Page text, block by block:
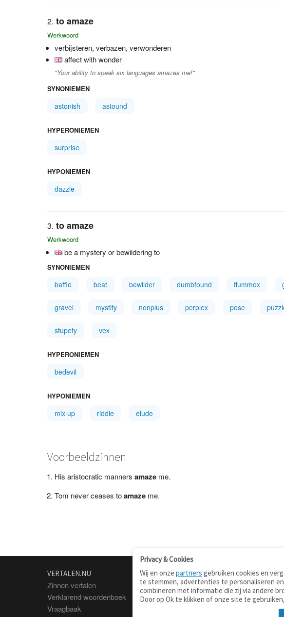
to amaze
Werkwoord
verbijsteren, verbazen, verwonderen
affect with wonder
"Your ability to speak six languages amazes me!"
SYNONIEMEN
astonish astound
HYPERONIEMEN
surprise
HYPONIEMEN
dazzle
to amaze
Werkwoord
be a mystery or bewildering to
SYNONIEMEN
baffle beat bewilder dumbfound flummox
gravel mystify nonplus perplex pose
stupefy vex
HYPERONIEMEN
bedevil
HYPONIEMEN
mix up riddle elude
Voorbeeldzinnen
His aristocratic manners amaze me.
Tom never ceases toamaze me.
VERTALEN.NU
Zinnen vertalen
Verklarend woordenboek
Vraagbaak
OVER
Over deze site
Contact
TOOLS
Apps
Mobiel
Tools &
Privacy & Cookies
Wij en onze partners gebruiken cookies en
te stemmen, advertenties te personaliseren
combineren met informatie die zij via andere
Door op Ok te klikken of onze site te